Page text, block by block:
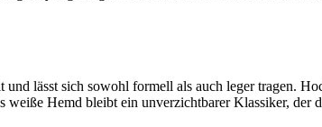
lässt sich sowohl formell als auch leger tragen.
Hemd bleibt ein unverzichtbarer Klassiker, der